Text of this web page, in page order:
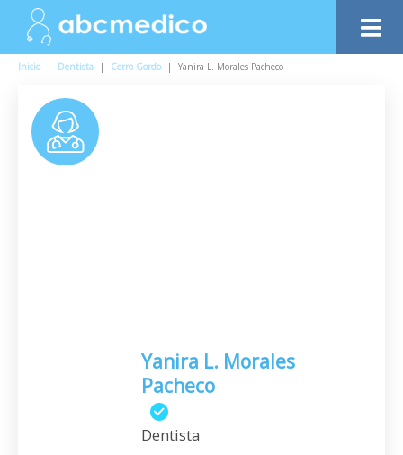
Inicio | Dentista | Cerro Gordo | Yanira L. Morales Pacheco
Yanira L. Morales
Pacheco
Dentista